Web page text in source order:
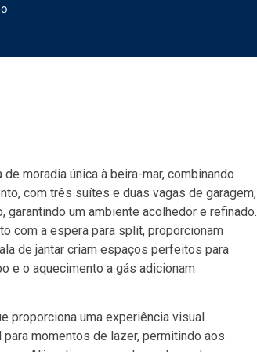
moradia única à beira-mar, combinando
com três suítes e duas vagas de garagem,
um ambiente acolhedor e refinado.
com a espera para split, proporcionam
de jantar criam espaços perfeitos para
e o aquecimento a gás adicionam
proporciona uma experiência visual
momentos de lazer, permitindo aos